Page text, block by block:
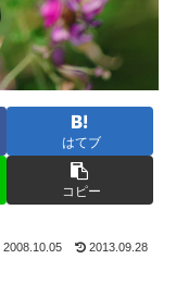
はてブ
コピー
2008.10.05 2013.09.28